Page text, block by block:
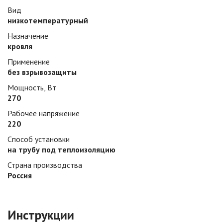
Вид
низкотемпературный
Назначение
кровля
Применение
без взрывозащиты
Мощность, Вт
270
Рабочее напряжение
220
Способ установки
на трубу под теплоизоляцию
Страна производства
Россия
Инструкции